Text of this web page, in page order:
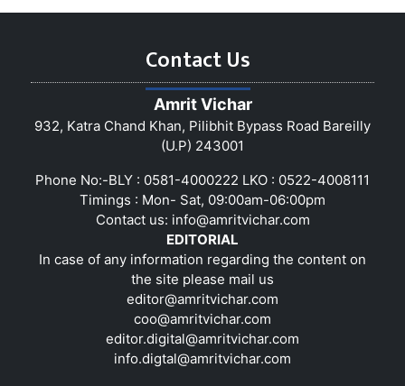
Contact Us
Amrit Vichar
932, Katra Chand Khan, Pilibhit Bypass Road Bareilly
(U.P) 243001
Phone No:-BLY : 0581-4000222 LKO : 0522-4008111
Timings : Mon- Sat, 09:00am-06:00pm
Contact us: info@amritvichar.com
EDITORIAL
In case of any information regarding the content on
the site please mail us
editor@amritvichar.com
coo@amritvichar.com
editor.digital@amritvichar.com
info.digtal@amritvichar.com